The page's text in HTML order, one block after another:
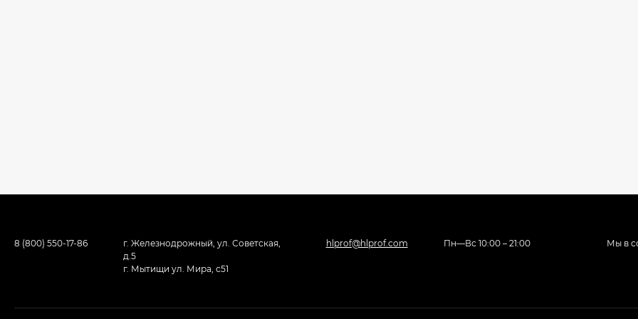
8 (800) 550-17-86
г. Железнодрожный, ул. Советская,
д.5
г. Мытищи ул. Мира, с51
hlprof@hlprof.com Пн—Вс 10:00 – 21:00 Мы в